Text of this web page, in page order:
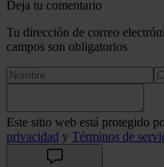
Deja tu comentario
Tu dirección de correo
campos son obligatorios
Este sitio web está protegido
privacidad y Términos de